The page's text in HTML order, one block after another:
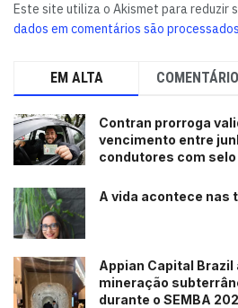
Este site utiliza o Akismet para reduzir
dados em comentários são processados
EM ALTA
Contran prorroga
vencimento entre
condutores com
A vida acontece nas
Appian Capital
mineração
durante o SEMBA